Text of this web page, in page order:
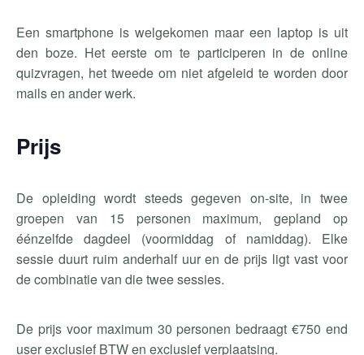
Een smartphone is welgekomen maar een laptop is uit
den boze. Het eerste om te participeren in de online
quizvragen, het tweede om niet afgeleid te worden door
mails en ander werk.
Prijs
De opleiding wordt steeds gegeven on-site, in twee
groepen van 15 personen maximum, gepland op
éénzelfde dagdeel (voormiddag of namiddag). Elke
sessie duurt ruim anderhalf uur en de prijs ligt vast voor
de combinatie van die twee sessies.
De prijs voor maximum 30 personen bedraagt €750 end
user exclusief BTW en exclusief verplaatsing.